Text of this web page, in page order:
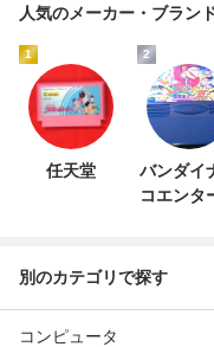
人気のメーカー・ブラン
1
任天堂
2
バンダイ
コエンタ
別のカテゴリで探す
コンピュータ